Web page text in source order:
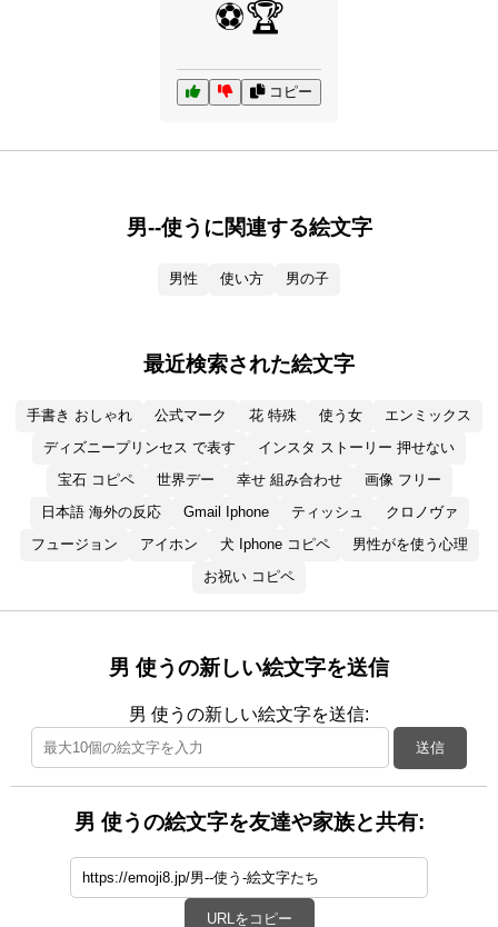
⚽🏆
コピー
男--使うに関連する絵文字
男性 使い方 男の子
最近検索された絵文字
手書き おしゃれ 公式マーク 花 特殊 使う女
エンミックス
ディズニープリンセス で表す
インスタ ストーリー 押せない
宝石 コピペ
世界デー 幸せ 組み合わせ
画像 フリー
日本語 海外の反応
Gmail Iphone ティッシュ
クロノヴァ
フュージョン
アイホン 犬 Iphone コピペ
男性がを使う心理
お祝い コピペ
男 使うの新しい絵文字を送信
男 使うの新しい絵文字を送信:
送信
男 使うの絵文字を友達や家族と共有:
URLをコピー